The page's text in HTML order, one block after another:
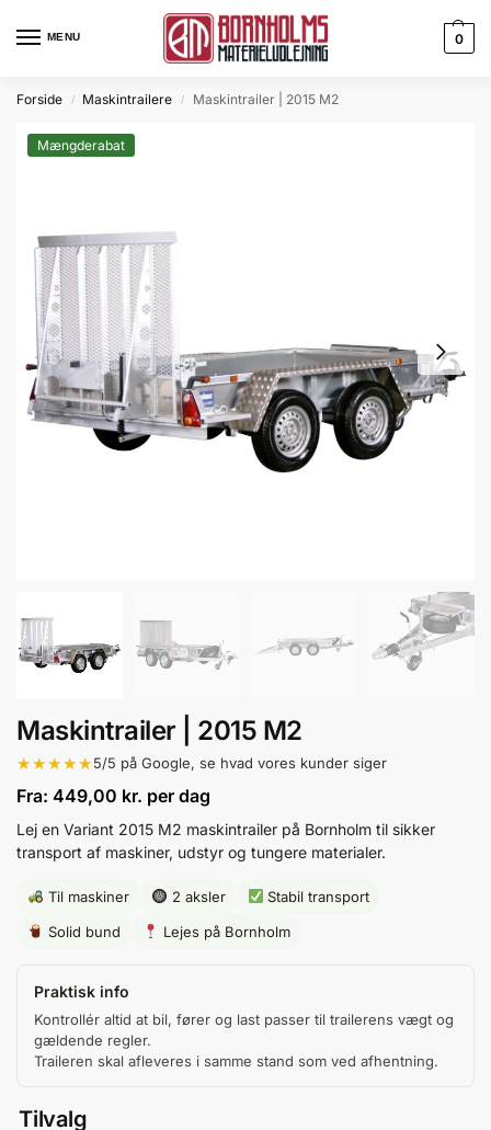
MENU 0
Forside / Maskintrailere / Maskintrailer | 2015 M2
Mængderabat
Maskintrailer | 2015 M2
★★★★★5/5 på Google, se hvad vores kunder siger
Fra: 449,00 kr. per dag
Lej en Variant 2015 M2 maskintrailer på Bornholm til sikker
transport af maskiner, udstyr og tungere materialer.
Til maskiner 2 aksler
Stabil transport
Solid bund
Lejes på Bornholm
Praktisk info
Kontrollér altid at bil, fører og last passer til trailerens vægt og
gældende regler.
Traileren skal afleveres i samme stand som ved afhentning.
Tilvalg